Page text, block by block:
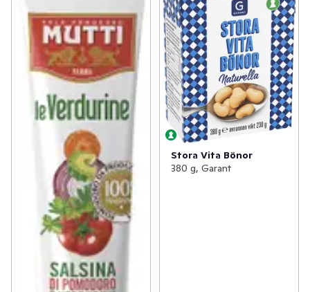
Stora Vita Bönor
380 g, Garant